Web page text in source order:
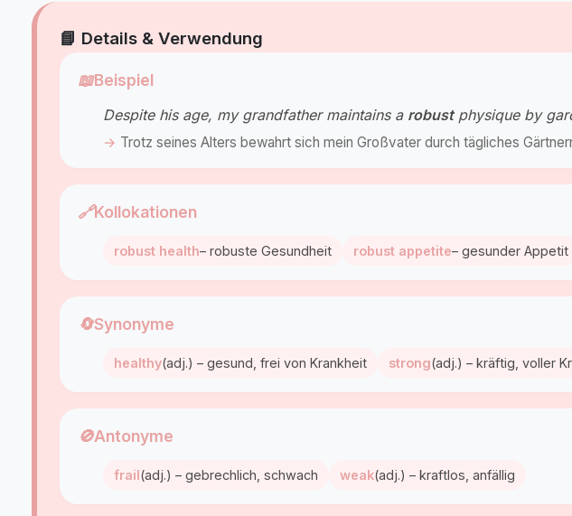
📘 Details & Verwendung
📖Beispiel
Despite his age, my grandfather maintains a robustphysique by
Trotz seines Alters bewahrt sich mein Großvater durch tägliches
🔗Kollokationen
robust health– robuste Gesundheit robust appetite– gesunder Appetit
🔄Synonyme
healthy(adj.) – gesund, frei von Krankheit strong(adj.) – kräftig, voller
🚫Antonyme
frail(adj.) – gebrechlich, schwach weak(adj.) – kraftlos, anfällig